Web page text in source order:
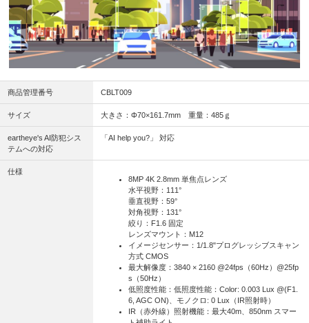
商品管理番号 CBLT009
サイズ 大きさ：Φ70×161.7mm 重量：485ｇ
eartheye's AI防犯シス
テムへの対応
「AI help you?」 対応
仕様
8MP 4K 2.8mm 単焦点レンズ
水平視野：111°
垂直視野：59°
対角視野：131°
絞り：F1.6 固定
レンズマウント：M12
イメージセンサー：1/1.8"プログレッシブスキャン
方式 CMOS
最大解像度：3840 × 2160 @24fps（60Hz）@25fp
s（50Hz）
低照度性能：低照度性能：Color: 0.003 Lux @(F1.
6, AGC ON)、モノクロ: 0 Lux（IR照射時）
IR（赤外線）照射機能：最大40m、850nm スマー